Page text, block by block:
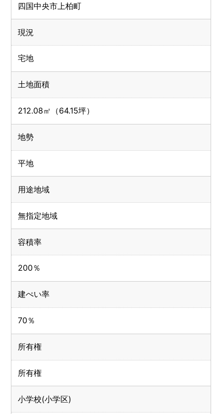
四国中央市上柏町
現況
宅地
土地面積
212.08㎡（64.15坪）
地勢
平地
用途地域
無指定地域
容積率
200％
建ぺい率
70％
所有権
所有権
小学校(小学区)